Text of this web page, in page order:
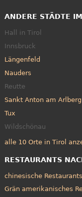
ANDERE STÄDTE
Hall in Tirol
Innsbruck
Längenfeld
Nauders
Reutte
Sankt Anton am Arlberg
Tux
Wildschönau
alle 10 Orte in Tirol
RESTAURANTS
chinesische
Grän amerikanisches